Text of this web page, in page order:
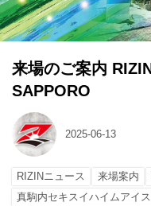
来場のご案内
SAPPORO
2025-06-13
RIZINニュース 来場案内
真駒内セキスイハイムアイ